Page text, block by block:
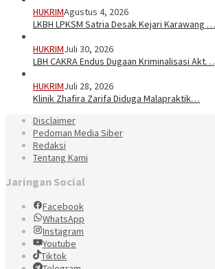
HUKRIMAgustus 4, 2026
LKBH LPKSM Satria Desak Kejari Karawang …
HUKRIMJuli 30, 2026
LBH CAKRA Endus Dugaan Kriminalisasi Akt…
HUKRIMJuli 28, 2026
Klinik Zhafira Zarifa Diduga Malapraktik…
Disclaimer
Pedoman Media Siber
Redaksi
Tentang Kami
Jaringan Social
Facebook
WhatsApp
Instagram
Youtube
Tiktok